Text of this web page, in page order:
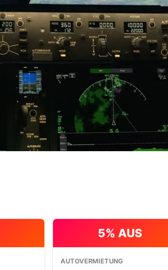
5% AUS
AUTOVERMIETUNG